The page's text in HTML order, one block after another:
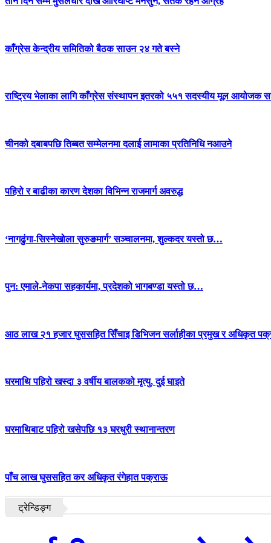
काँग्रेस केन्द्रीय समितिको बैठक साउन २४ गते बस्ने
राष्ट्रिय भेलाका लागि काँग्रेस संस्थापन इतरको ५५१ सदस्यीय मूल आयोजक
चीनको दबाबपछि तिब्बत सम्मेलनमा दलाई लामाका प्रतिनिधि नआउने
पहिरो र बाढीका कारण देशका विभिन्न राजमार्ग अवरुद्ध
‘नागढुंगा-सिस्नेखोला सुरुङमार्ग’ सञ्चालनमा, शुल्कदर यस्तो छ…
पुन: एमाले-नेकपा सहकार्यमा, प्रदेशको भागबण्डा यस्तो छ…
आठ लाख २१ हजार घुससहित सिँचाइ डिभिजन सर्लाहीका प्रमुख र अधिकृत
घरमाथि पहिरो खस्दा ३ वर्षीय बालकको मृत्यु, दुई घाइते
घरमाथिबाट पहिरो खसेपछि १३ घरधुरी स्थानान्तरण
पाँच लाख घुससहित कर अधिकृत रंगेहात पक्राऊ
ट्रेन्डिङ्ग